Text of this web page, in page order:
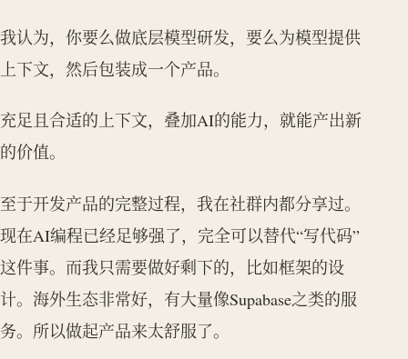
我认为，你要么做底层模型研发，要么为模型提供
上下文，然后包装成一个产品。
充足且合适的上下文，叠加AI的能力，就能产出新
的价值。
至于开发产品的完整过程，我在社群内都分享过。
现在AI编程已经足够强了，完全可以替代“写代码”
这件事。而我只需要做好剩下的，比如框架的设
计。海外生态非常好，有大量像Supabase之类的服
务。所以做起产品来太舒服了。